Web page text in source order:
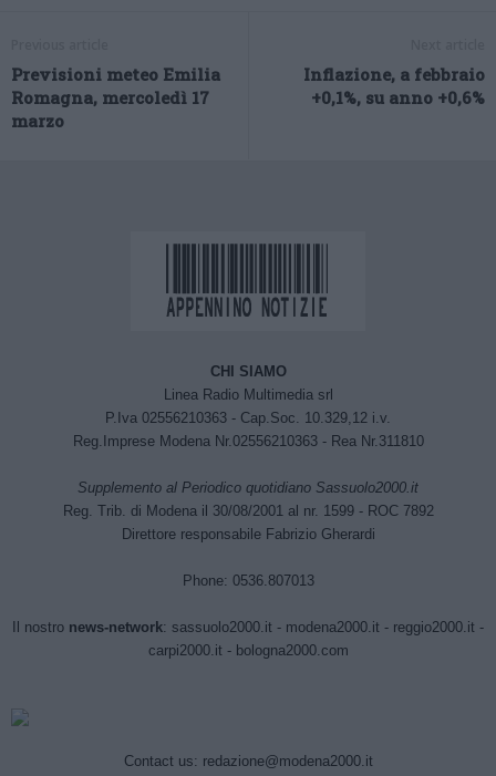
Previsioni meteo Emilia
Romagna, mercoledì 17
marzo
Inflazione, a febbraio
+0,1%, su anno +0,6%
CHI SIAMO
Linea Radio Multimedia srl
P.Iva 02556210363 - Cap.Soc. 10.329,12 i.v.
Reg.Imprese Modena Nr.02556210363 - Rea Nr.311810
Supplemento al Periodico quotidiano Sassuolo2000.it
Reg. Trib. di Modena il 30/08/2001 al nr. 1599 - ROC 7892
Direttore responsabile Fabrizio Gherardi
Phone: 0536.807013
Il nostro news-network: sassuolo2000.it - modena2000.it - reggio2000.it -
carpi2000.it- bologna2000.com
Contact us: redazione@modena2000.it